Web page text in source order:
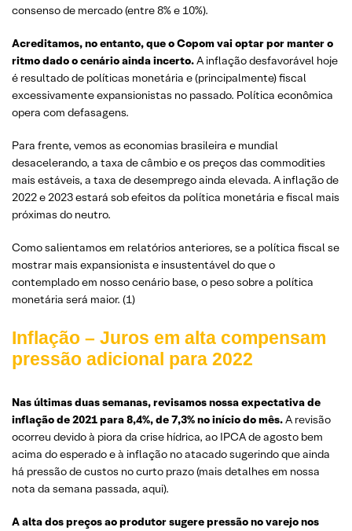
consenso de mercado (entre 8% e 10%).
Acreditamos, no entanto, que o Copom vai optar por manter o
ritmo dado o cenário ainda incerto.A inflação desfavorável hoje
é resultado de políticas monetária e (principalmente) fiscal
excessivamente expansionistas no passado. Política econômica
opera com defasagens.
Para frente, vemos as economias brasileira e mundial
desacelerando, a taxa de câmbio e os preços das commodities
mais estáveis, a taxa de desemprego ainda elevada. A inflação de
2022 e 2023 estará sob efeitos da política monetária e fiscal mais
próximas do neutro.
Como salientamos em relatórios anteriores, se a política fiscal se
mostrar mais expansionista e insustentável do que o
contemplado em nosso cenário base, o peso sobre a política
monetária será maior. (1)
Inflação – Juros em alta compensam
pressão adicional para 2022
Nas últimas duas semanas, revisamos nossa expectativa de
inflação de 2021 para 8,4%, de 7,3% no início do mês.A revisão
ocorreu devido à piora da crise hídrica, ao IPCA de agosto bem
acima do esperado e à inflação no atacado sugerindo que ainda
há pressão de custos no curto prazo (mais detalhes em nossa
nota da semana passada, aqui).
A alta dos preços ao produtor sugere pressão no varejo nos